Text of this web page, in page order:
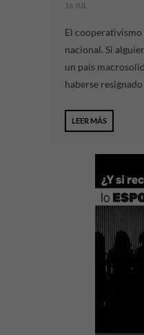
16 JUL
El
nacional. Si
un país
haberse
LEER MÁS